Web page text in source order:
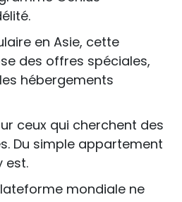
en Asie, cette
des offres spéciales,
hébergements
ceux qui cherchent des
Du simple appartement
est.
mondiale ne